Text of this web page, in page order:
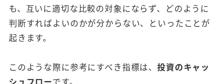
も、互いに適切な比較の対象にならず、どのように
判断すればよいのかが分からない、といったことが
起きます。
このような際に参考にすべき指標は、投資のキャッ
シュフローです。